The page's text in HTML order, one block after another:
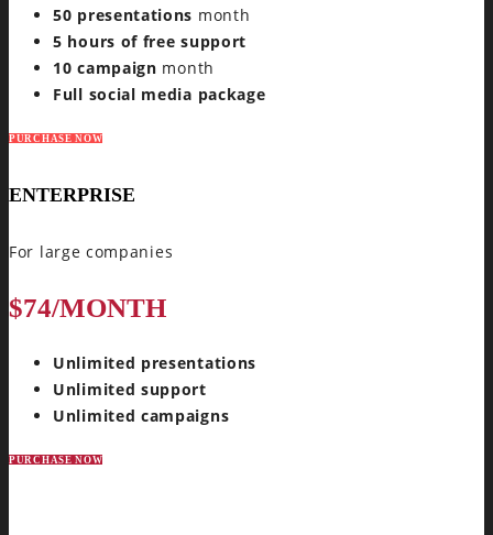
50 presentations month
5 hours of free support
10 campaign month
Full social media package
PURCHASE NOW
ENTERPRISE
For large companies
$74/MONTH
Unlimited presentations
Unlimited support
Unlimited campaigns
PURCHASE NOW